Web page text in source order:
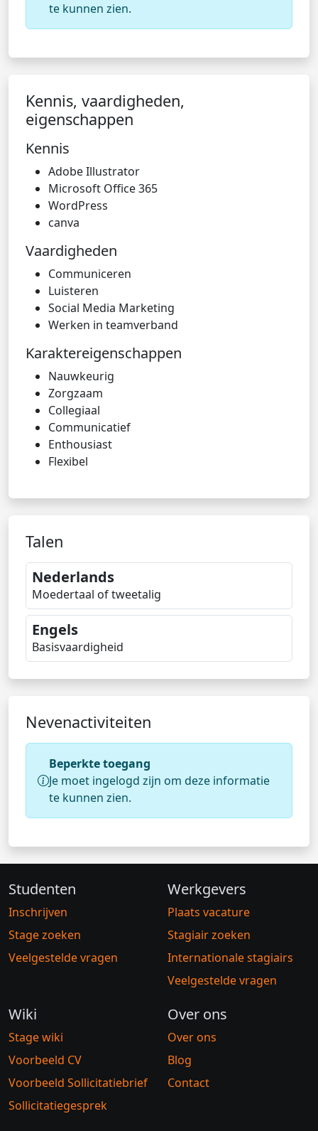
te kunnen zien.
Kennis, vaardigheden,
eigenschappen
Kennis
Adobe Illustrator
Microsoft Office 365
WordPress
canva
Vaardigheden
Communiceren
Luisteren
Social Media Marketing
Werken in teamverband
Karaktereigenschappen
Nauwkeurig
Zorgzaam
Collegiaal
Communicatief
Enthousiast
Flexibel
Talen
Nederlands
Moedertaal of tweetalig
Engels
Basisvaardigheid
Nevenactiviteiten
Beperkte toegang
Je moet ingelogd zijn om deze informatie
te kunnen zien.
Studenten
Inschrijven
Stage zoeken
Veelgestelde vragen
Werkgevers
Plaats vacature
Stagiair zoeken
Internationale stagiairs
Veelgestelde vragen
Wiki
Stage wiki
Voorbeeld CV
Voorbeeld Sollicitatiebrief
Sollicitatiegesprek
Over ons
Over ons
Blog
Contact